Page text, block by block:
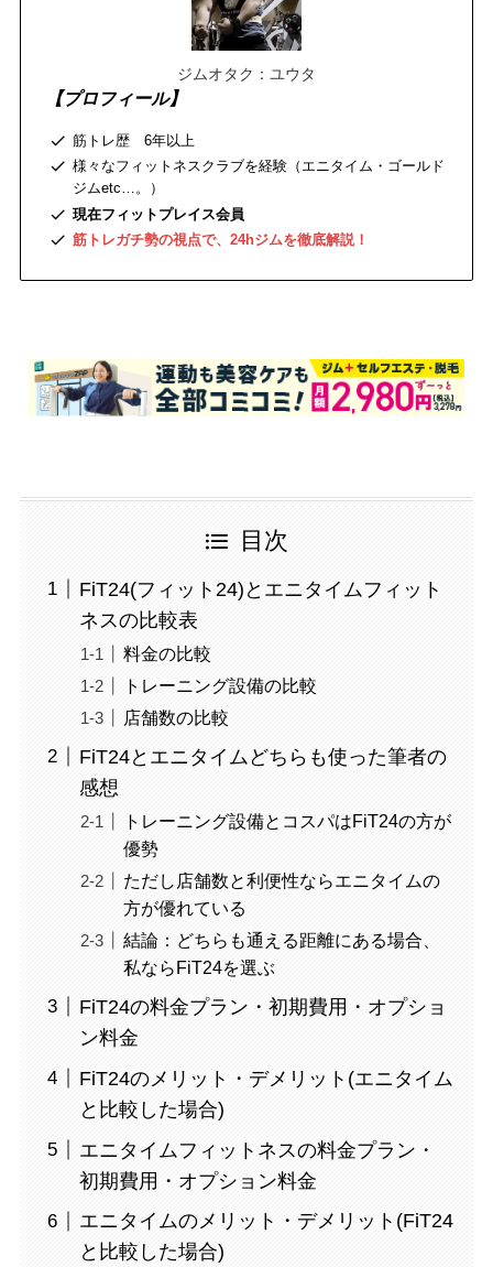
ジムオタク：ユウタ
【プロフィール】
筋トレ歴 6年以上
様々なフィットネスクラブを経験（エニタイム・ゴールド
ジムetc…。）
現在フィットプレイス会員
筋トレガチ勢の視点で、24hジムを徹底解説！
目次
FiT24(フィット24)とエニタイムフィット
ネスの比較表
料金の比較
トレーニング設備の比較
店舗数の比較
FiT24とエニタイムどちらも使った筆者の
感想
トレーニング設備とコスパはFiT24の方が
優勢
ただし店舗数と利便性ならエニタイムの
方が優れている
結論：どちらも通える距離にある場合、
私ならFiT24を選ぶ
FiT24の料金プラン・初期費用・オプショ
ン料金
FiT24のメリット・デメリット(エニタイム
と比較した場合)
エニタイムフィットネスの料金プラン・
初期費用・オプション料金
エニタイムのメリット・デメリット(FiT24
と比較した場合)